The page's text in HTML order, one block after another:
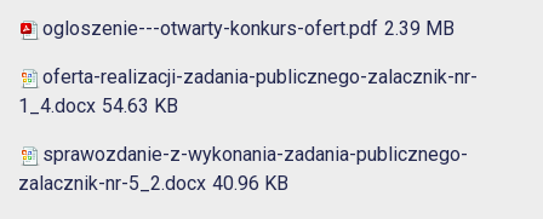
ogloszenie---otwarty-konkurs-ofert.pdf 2.39 MB
oferta-realizacji-zadania-publicznego-zalacznik-nr-
1_4.docx 54.63 KB
sprawozdanie-z-wykonania-zadania-publicznego-
zalacznik-nr-5_2.docx 40.96 KB